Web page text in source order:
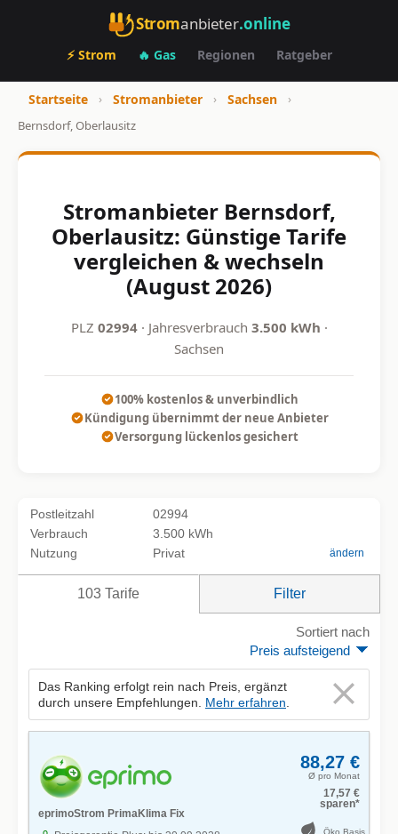
Stromanbieter.online
⚡ Strom 🔥 Gas Regionen Ratgeber
Startseite › Stromanbieter › Sachsen
›
Bernsdorf, Oberlausitz
Stromanbieter Bernsdorf,
Oberlausitz: Günstige Tarife
vergleichen & wechseln
(August 2026)
PLZ 02994· Jahresverbrauch 3.500 kWh ·
Sachsen
100% kostenlos & unverbindlich
Kündigung übernimmt der neue Anbieter
Versorgung lückenlos gesichert